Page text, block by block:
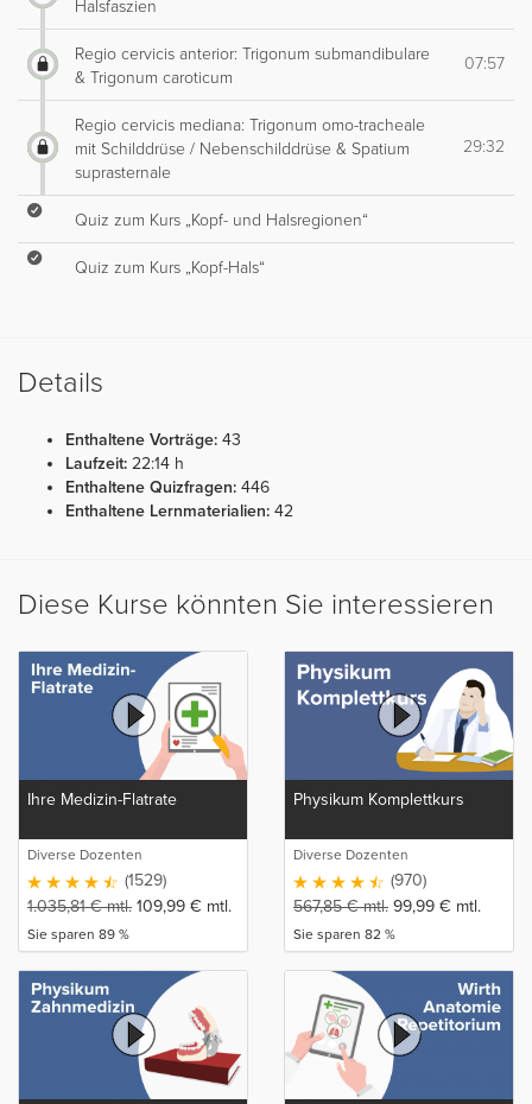
Halsfaszien
Regio cervicis anterior: Trigonum submandibulare
& Trigonum caroticum
07:57
Regio cervicis mediana: Trigonum omo-tracheale
mit Schilddrüse / Nebenschilddrüse & Spatium
suprasternale
29:32
Quiz zum Kurs „Kopf- und Halsregionen“
Quiz zum Kurs „Kopf-Hals“
Details
Enthaltene Vorträge: 43
Laufzeit: 22:14 h
Enthaltene Quizfragen: 446
Enthaltene Lernmaterialien: 42
Diese Kurse könnten Sie interessieren
Ihre Medizin-Flatrate
Diverse Dozenten
(1529)
1.035,81€mtl. 109,99 € mtl.
Sie sparen 89 %
Physikum Komplettkurs
Diverse Dozenten
(970)
567,85€mtl. 99,99 € mtl.
Sie sparen 82 %